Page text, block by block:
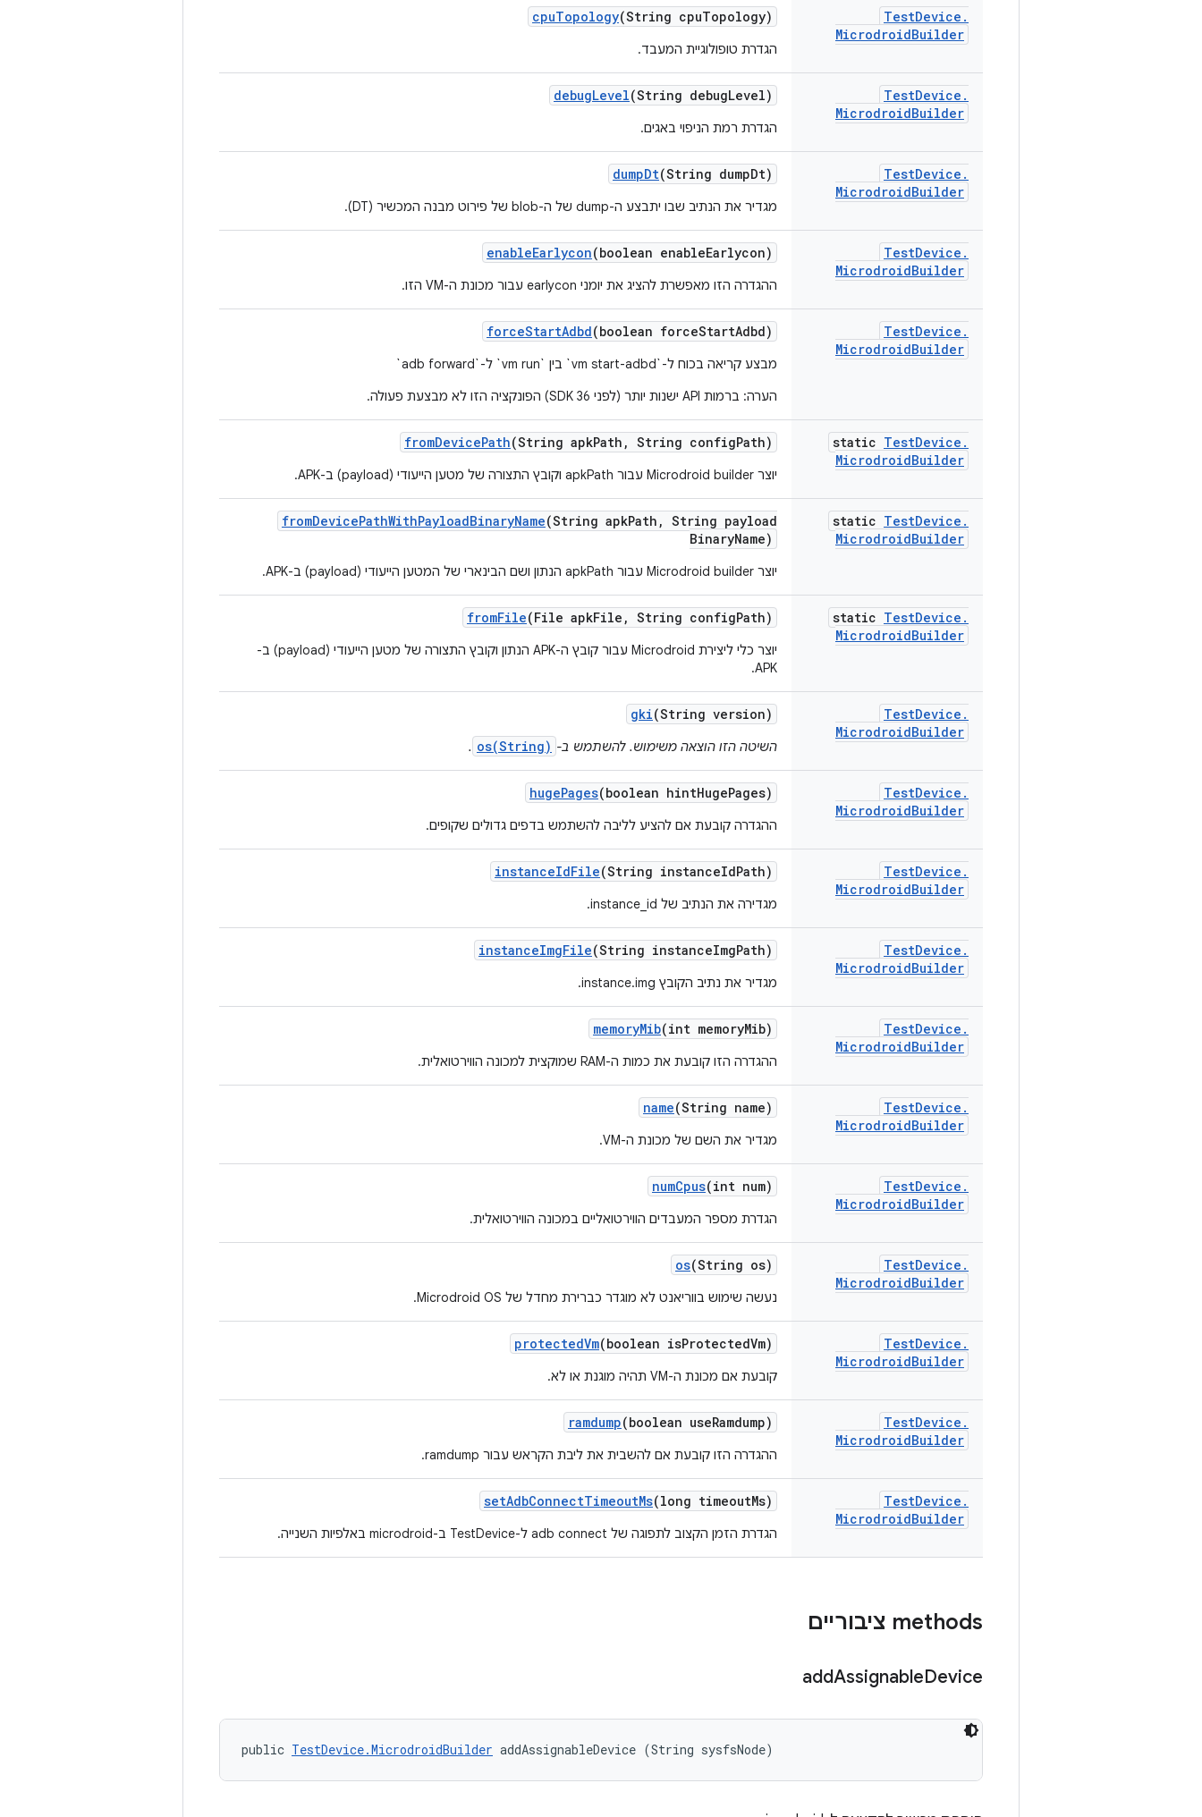
TestDevice .
MicrodroidBuilder
cpuTopology(String cpuTopology)
הגדרת טופולוגיית המעבד.
TestDevice .
MicrodroidBuilder
debugLevel(String debugLevel)
הגדרת רמת הניפוי באגים.
TestDevice .
MicrodroidBuilder
dumpDt(String dumpDt)
מגדיר את הנתיב שבו יתבצע ה-dump של ה-blob של פירוט מבנה המכשיר (DT).
TestDevice .
MicrodroidBuilder
enableEarlycon(boolean enableEarlycon)
ההגדרה הזו מאפשרת להציג את יומני earlycon עבור מכונת ה-VM הזו.
TestDevice .
MicrodroidBuilder
forceStartAdbd(boolean forceStartAdbd)
מבצע קריאה בכוח ל-`vm start-adbd` בין `vm run` ל-`adb forward`
הערה: ברמות API ישנות יותר (לפני SDK 36) הפונקציה הזו לא מבצעת פעולה.
static TestDevice .
MicrodroidBuilder
fromDevicePath(String apkPath , String configPath)
יוצר Microdroid builder עבור apkPath וקובץ התצורה של מטען הייעודי (payload) ב-APK.
static TestDevice .
MicrodroidBuilder
fromDevicePathWithPayloadBinaryName(String apkPath , String payload
BinaryName)
יוצר Microdroid builder עבור apkPath הנתון ושם הבינארי של המטען הייעודי (payload) ב-APK.
static TestDevice .
MicrodroidBuilder
fromFile(File apkFile , String configPath)
יוצר כלי ליצירת Microdroid עבור קובץ ה-APK הנתון וקובץ התצורה של מטען הייעודי (payload) ב-
APK.
TestDevice .
MicrodroidBuilder
gki(String version)
השיטה הזו הוצאה משימוש. להשתמש ב- os(String)
.
TestDevice .
MicrodroidBuilder
hugePages(boolean hintHugePages)
ההגדרה קובעת אם להציע לליבה להשתמש בדפים גדולים שקופים.
TestDevice .
MicrodroidBuilder
instanceIdFile(String instanceIdPath)
מגדירה את הנתיב של instance_id.
TestDevice .
MicrodroidBuilder
instanceImgFile(String instanceImgPath)
מגדיר את נתיב הקובץ instance.img.
TestDevice .
MicrodroidBuilder
memoryMib(int memoryMib)
ההגדרה הזו קובעת את כמות ה-RAM שמוקצית למכונה הווירטואלית.
TestDevice .
MicrodroidBuilder
name(String name)
מגדיר את השם של מכונת ה-VM.
TestDevice .
MicrodroidBuilder
numCpus(int num)
הגדרת מספר המעבדים הווירטואליים במכונה הווירטואלית.
TestDevice .
MicrodroidBuilder
os(String os)
נעשה שימוש בווריאנט לא מוגדר כברירת מחדל של Microdroid OS.
TestDevice .
MicrodroidBuilder
protectedVm(boolean isProtectedVm)
קובעת אם מכונת ה-VM תהיה מוגנת או לא.
TestDevice .
MicrodroidBuilder
ramdump(boolean useRamdump)
ההגדרה הזו קובעת אם להשבית את ליבת הקראש עבור ramdump.
TestDevice .
MicrodroidBuilder
setAdbConnectTimeoutMs(long timeoutMs)
הגדרת הזמן הקצוב לתפוגה של adb connect ל-TestDevice ב-microdroid באלפיות השנייה.
‫methods ציבוריים
addAssignableDevice
public TestDevice.MicrodroidBuilder addAssignableDevice (String sysfsNode)